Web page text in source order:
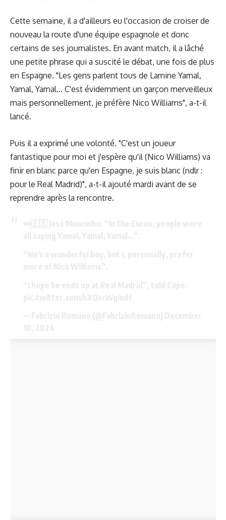
Cette semaine, il a d'ailleurs eu l'occasion de croiser de
nouveau la route d'une équipe espagnole et donc
certains de ses journalistes. En avant match, il a lâché
une petite phrase qui a suscité le débat, une fois de plus
en Espagne. "Les gens parlent tous de Lamine Yamal,
Yamal, Yamal... C'est évidemment un garçon merveilleux
mais personnellement, je préfère Nico Williams", a-t-il
lancé.
Puis il a exprimé une volonté. "C'est un joueur
fantastique pour moi et j'espère qu'il (Nico Williams) va
finir en blanc parce qu'en Espagne, je suis blanc (ndlr :
pour le Real Madrid)", a-t-il ajouté mardi avant de se
reprendre après la rencontre.